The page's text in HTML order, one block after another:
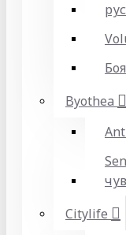
Byothea
Citylife